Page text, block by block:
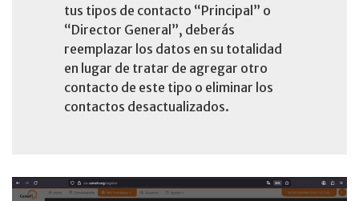
tus tipos de contacto “Principal” o
“Director General”, deberás
reemplazar los datos en su totalidad
en lugar de tratar de agregar otro
contacto de este tipo o eliminar los
contactos desactualizados.